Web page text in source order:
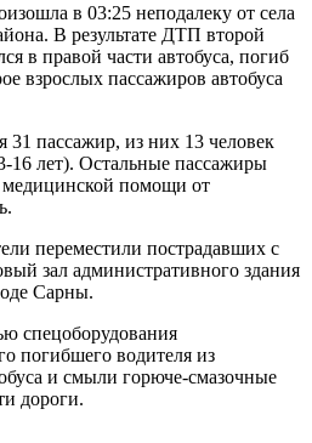
в 03:25 неподалеку от села
В результате ДТП второй
в правой части автобуса, погиб
взрослых пассажиров автобуса
31 пассажир, из них 13 человек
16 лет). Остальные пассажиры
медицинской помощи от
переместили пострадавших с
зал административного здания
Сарны.
спецоборудования
погибшего водителя из
и смыли горюче-смазочные
дороги.